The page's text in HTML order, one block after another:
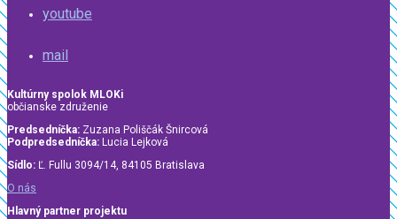
youtube
mail
Kultúrny spolok MLOKi
občianske združenie
Predsedníčka: Zuzana Poliščák Šnircová
Podpredsedníčka: Lucia Lejková
Sídlo: Ľ. Fullu 3094/14, 84105 Bratislava
O nás
Hlavný partner projektu